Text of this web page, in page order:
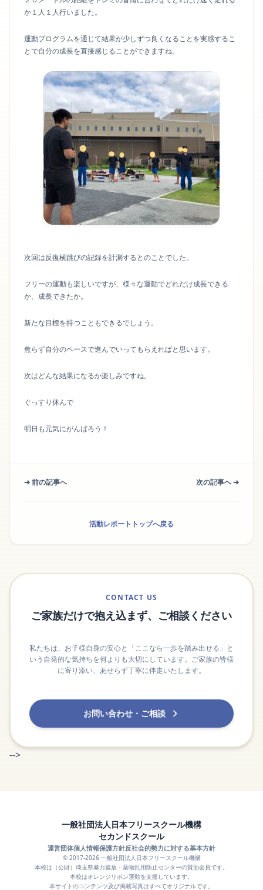
か１人１人行いました。
運動プログラムを通じて結果が少しずつ良くなることを実感するこ
とで自分の成長を直接感じることができますね。
次回は反復横跳びの記録を計測するとのことでした。
フリーの運動も楽しいですが、様々な運動でどれだけ成長できる
か、成長できたか。
新たな目標を持つこともできるでしょう。
焦らず自分のペースで進んでいってもらえればと思います。
次はどんな結果になるか楽しみですね。
ぐっすり休んで
明日も元気にがんばろう！
➔ 前の記事へ 次の記事へ ➔
活動レポートトップへ戻る
CONTACT US
ご家族だけで抱え込まず、ご相談ください
私たちは、お子様自身の安心と「ここなら一歩を踏み出せる」と
いう自発的な気持ちを何よりも大切にしています。ご家族の皆様
に寄り添い、あせらず丁寧に伴走いたします。
お問い合わせ・ご相談
-->
一般社団法人日本フリースクール機構
セカンドスクール
運営団体個人情報保護方針反社会的勢力に対する基本方針
© 2017-2026 一般社団法人日本フリースクール機構
本校は（公財）埼玉県暴力追放・薬物乱用防止センターの賛助会員です。
本校はオレンジリボン運動を支援しています。
本サイトのコンテンツ及び掲載写真はすべてオリジナルです。